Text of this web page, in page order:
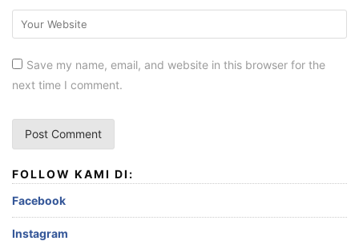
Save my name, email, and website in this browser for the
next time I comment.
FOLLOW KAMI DI:
Facebook
Instagram